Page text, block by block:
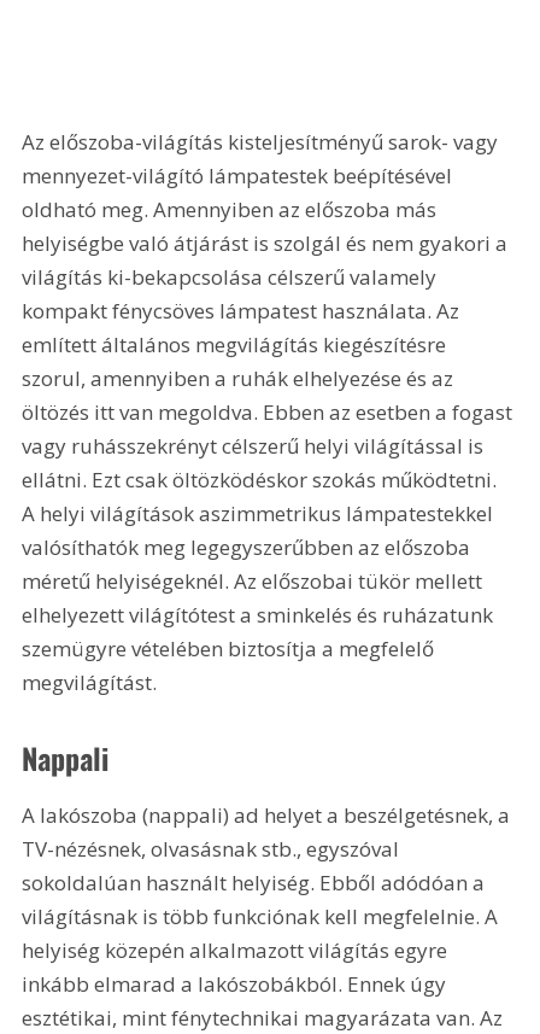
Az előszoba-világítás kisteljesítményű sarok- vagy
mennyezet-világító lámpatestek beépítésével
oldható meg. Amennyiben az előszoba más
helyiségbe való átjárást is szolgál és nem gyakori a
világítás ki-bekapcsolása célszerű valamely
kompakt fénycsöves lámpatest használata. Az
említett általános megvilágítás kiegészítésre
szorul, amennyiben a ruhák elhelyezése és az
öltözés itt van megoldva. Ebben az esetben a fogast
vagy ruhásszekrényt célszerű helyi világítással is
ellátni. Ezt csak öltözködéskor szokás működtetni.
A helyi világítások aszimmetrikus lámpatestekkel
valósíthatók meg legegyszerűbben az előszoba
méretű helyiségeknél. Az előszobai tükör mellett
elhelyezett világítótest a sminkelés és ruházatunk
szemügyre vételében biztosítja a megfelelő
megvilágítást.
Nappali
A lakószoba (nappali) ad helyet a beszélgetésnek, a
TV-nézésnek, olvasásnak stb., egyszóval
sokoldalúan használt helyiség. Ebből adódóan a
világításnak is több funkciónak kell megfelelnie. A
helyiség közepén alkalmazott világítás egyre
inkább elmarad a lakószobákból. Ennek úgy
esztétikai, mint fénytechnikai magyarázata van. Az